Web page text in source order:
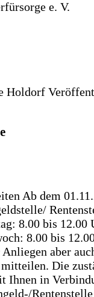
Holdorf
Ab dem
8.00 bis 12.00
8.00 bis
aber
Die
Ihnen in